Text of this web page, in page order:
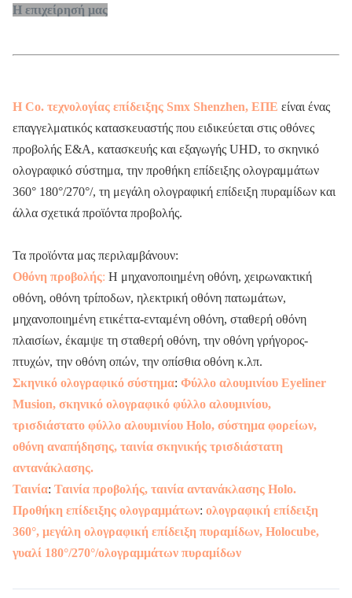
Η επιχείρησή μας
Η Co. τεχνολογίας επίδειξης Smx Shenzhen, ΕΠΕ είναι ένας
επαγγελματικός κατασκευαστής που ειδικεύεται στις οθόνες
προβολής Ε&Α, κατασκευής και εξαγωγής UHD, το σκηνικό
ολογραφικό σύστημα, την προθήκη επίδειξης ολογραμμάτων
360° 180°/270°/, τη μεγάλη ολογραφική επίδειξη πυραμίδων και
άλλα σχετικά προϊόντα προβολής.
Τα προϊόντα μας περιλαμβάνουν:
Οθόνη προβολής: Η μηχανοποιημένη οθόνη, χειρωνακτική
οθόνη, οθόνη τρίποδων, ηλεκτρική οθόνη πατωμάτων,
μηχανοποιημένη ετικέττα-ενταμένη οθόνη, σταθερή οθόνη
πλαισίων, έκαμψε τη σταθερή οθόνη, την οθόνη γρήγορος-
πτυχών, την οθόνη οπών, την οπίσθια οθόνη κ.λπ.
Σκηνικό ολογραφικό σύστημα: Φύλλο αλουμινίου Eyeliner
Musion, σκηνικό ολογραφικό φύλλο αλουμινίου,
τρισδιάστατο φύλλο αλουμινίου Holo, σύστημα φορείων,
οθόνη αναπήδησης, ταινία σκηνικής τρισδιάστατη
αντανάκλασης.
Ταινία: Ταινία προβολής, ταινία αντανάκλασης Holo.
Προθήκη επίδειξης ολογραμμάτων: ολογραφική επίδειξη
360°, μεγάλη ολογραφική επίδειξη πυραμίδων, Holocube,
γυαλί 180°/270°/ολογραμμάτων πυραμίδων